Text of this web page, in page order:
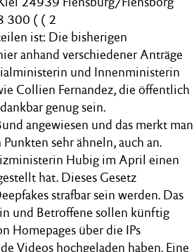
300 ( ( 2
ist: Die bisherigen
anhand verschiedener Anträge
und Innenministerin
Collien Fernandez, die öffentlich
genug sein.
angewiesen und das merkt man
sehr ähneln, auch an.
Hubig im April einen
hat. Dieses Gesetz
strafbar sein werden. Das
und Betroffene sollen künftig
Homepages über die IPs
Videos hochgeladen haben. Eine